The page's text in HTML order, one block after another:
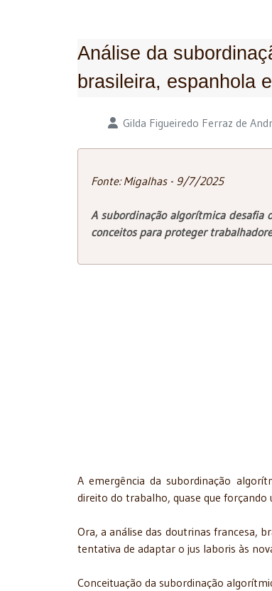
Análise da
brasileira, espanhola
Detalhes Gilda Figueiredo Ferraz de
Fonte: Migalhas - 9/7/2025
A subordinação algorítmica desafia
conceitos para proteger
A emergência da subordinação
direito do trabalho, quase que forçando
Ora, a análise das doutrinas francesa,
tentativa de adaptar o jus laboris às
Conceituação da subordinação